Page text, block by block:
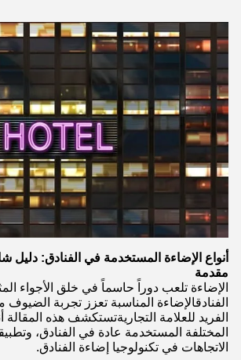
أنواع الإضاءة المستخدمة في الفنادق: دليل
مقدمة
الإضاءة تلعب دوراً حاسماً في خلق الأجواء
الفنادقالإضاءة المناسبة تعزز تجربة
الفريد للعلامة التجاريةتستكشف هذه المقالة
المختلفة المستخدمة عادة في الفنادق،
الاتجاهات في تكنولوجيا إضاءة الفنادق.